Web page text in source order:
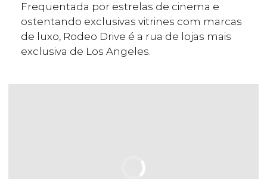
Frequentada por estrelas de cinema e
ostentando exclusivas vitrines com marcas
de luxo, Rodeo Drive é a rua de lojas mais
exclusiva de Los Angeles.